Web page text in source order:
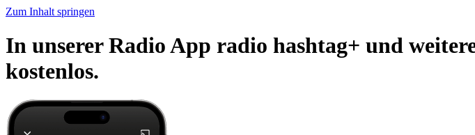
Zum Inhalt springen
In unserer Radio App radio hashtag+ und
kostenlos.